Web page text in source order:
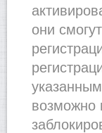
они
возможно